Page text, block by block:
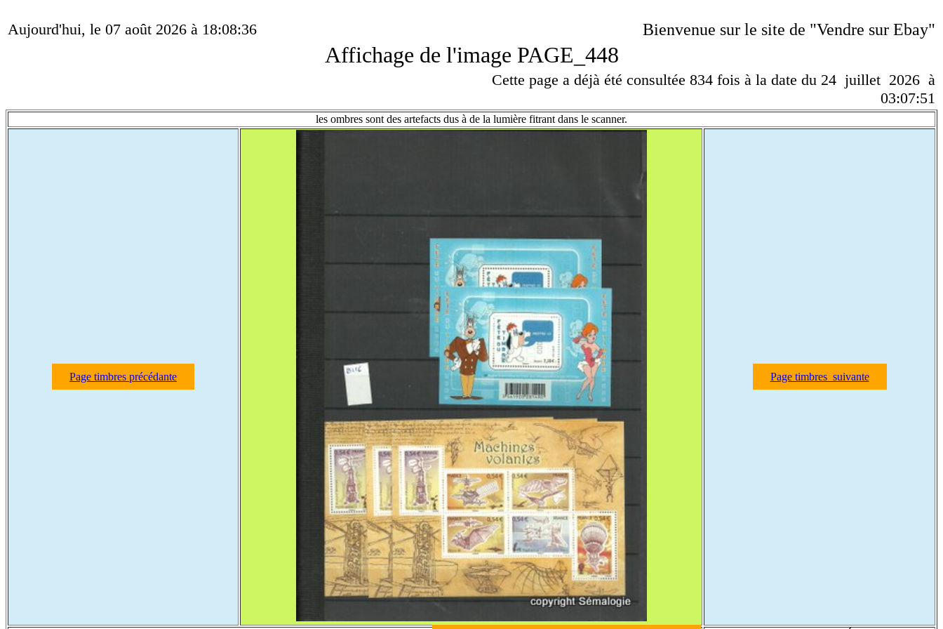
Aujourd'hui, le 07 août 2026 à 18:08:36 Bienvenue sur le site de "Vendre sur Ebay"
Affichage de l'image PAGE_448
Cette page a déjà été consultée 834 fois à la date du 24 juillet 2026 à
03:07:51
les ombres sont des artefacts dus à de la lumière fitrant dans le scanner.
Page timbres précédante Page timbres suivante